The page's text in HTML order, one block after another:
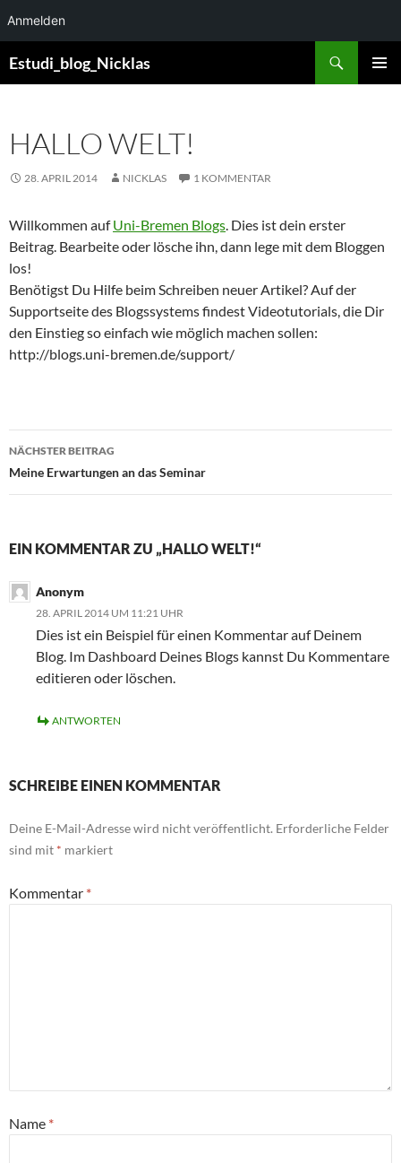
Anmelden
Inhalt
Estudi_blog_Nicklas
HALLO WELT!
28. APRIL 2014 NICKLAS 1 KOMMENTAR
Willkommen aufUni-Bremen Blogs. Dies ist dein erster
Beitrag. Bearbeite oder lösche ihn, dann lege mit dem Bloggen
los!
Benötigst Du Hilfe beim Schreiben neuer Artikel? Auf der
Supportseite des Blogssystems findest Videotutorials, die Dir
den Einstieg so einfach wie möglich machen sollen:
http://blogs.uni-bremen.de/support/
Beitragsnavigation
NÄCHSTER BEITRAG
Meine Erwartungen an das Seminar
EIN KOMMENTAR ZU „HALLO WELT!“
Anonym
28. APRIL 2014 UM 11:21 UHR
Dies ist ein Beispiel für einen Kommentar auf Deinem
Blog. Im Dashboard Deines Blogs kannst Du Kommentare
editieren oder löschen.
ANTWORTEN
SCHREIBE EINEN KOMMENTAR
Deine E-Mail-Adresse wird nicht veröffentlicht. Erforderliche Felder
sind mit * markiert
Kommentar *
Name *